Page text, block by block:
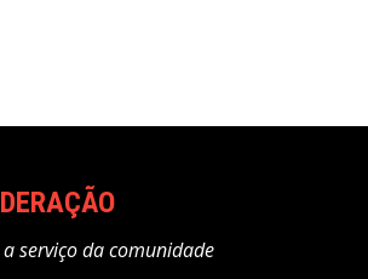
serviço da comunidade